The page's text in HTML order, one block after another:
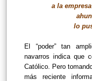
a la
lo
El “poder” tan
navarros indica que
Católico. Pero
más reciente